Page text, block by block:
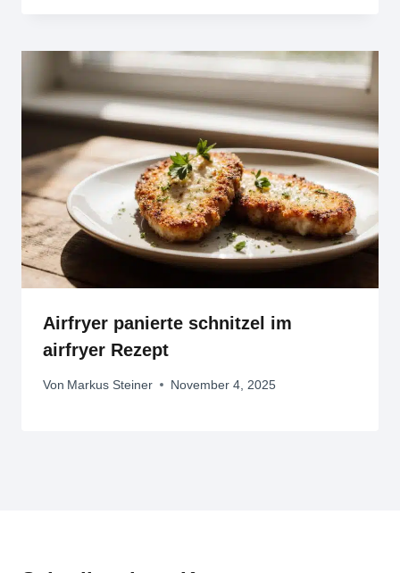
Airfryer panierte schnitzel im
airfryer Rezept
Von Markus Steiner November 4, 2025